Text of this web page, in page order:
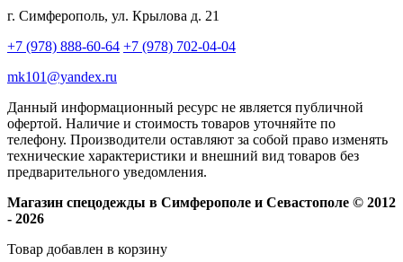
г. Симферополь, ул. Крылова д. 21
+7 (978) 888-60-64 +7 (978) 702-04-04
mk101@yandex.ru
Данный информационный ресурс не является публичной
офертой. Наличие и стоимость товаров уточняйте по
телефону. Производители оставляют за собой право изменять
технические характеристики и внешний вид товаров без
предварительного уведомления.
Магазин спецодежды в Симферополе и Севастополе © 2012
- 2026
Товар добавлен в корзину